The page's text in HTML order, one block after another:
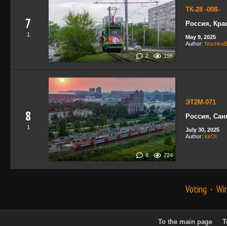
7
1
2 198
ТК-28 -008-
Россия,
May 9, 2025
Author:
8
1
6 224
ЭТ2М-071
Россия,
July 30, 2025
Author: kirOl
Voting ·
To the main page